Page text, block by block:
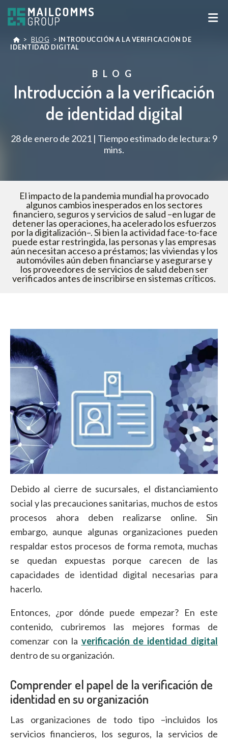
> BLOG >
INTRODUCCIÓN A LA VERIFICACIÓN DE
IDENTIDAD DIGITAL
BLOG
Introducción a la verificación
de identidad digital
28 de enero de 2021 | Tiempo estimado de lectura: 9
mins.
El impacto de la pandemia mundial ha provocado
algunos cambios inesperados en los sectores
financiero, seguros y servicios de salud –en lugar de
detener las operaciones, ha acelerado los esfuerzos
por la digitalización–. Si bien la actividad face-to-face
puede estar restringida, las personas y las empresas
aún necesitan acceso a préstamos; las viviendas y los
automóviles aún deben financiarse y asegurarse y
los proveedores de servicios de salud deben ser
verificados antes de inscribirse en sistemas críticos.
Debido al cierre de sucursales, el distanciamiento
social y las precauciones sanitarias, muchos de estos
procesos ahora deben realizarse online. Sin
embargo, aunque algunas organizaciones pueden
respaldar estos procesos de forma remota, muchas
se quedan expuestas porque carecen de las
capacidades de identidad digital necesarias para
hacerlo.
Entonces, ¿por dónde puede empezar? En este
contenido, cubriremos las mejores formas de
comenzar con la verificación de identidad digital
dentro de su organización.
Comprender el papel de la verificación de
identidad en su organización
Las organizaciones de todo tipo –incluidos los
servicios financieros, los seguros, la servicios de